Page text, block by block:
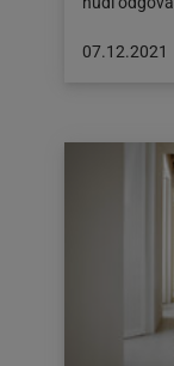
Objava
07.12.2021